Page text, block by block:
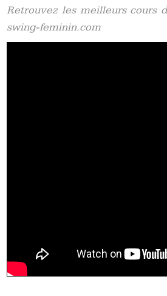
Retrouvez les meilleurs cours
swing-feminin.com